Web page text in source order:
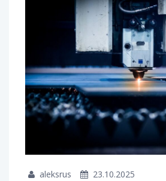
aleksrus 23.10.2025